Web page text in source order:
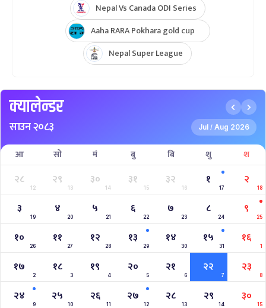
Nepal Vs Canada ODI Series
Aaha RARA Pokhara gold cup
Nepal Super League
क्यालेन्डर
साउन २०८३ Jul / Aug 2026
आ सो मं बु बि शु श
२८
12
२९
13
३०
14
३१
15
३२
16
१
17
२
18
३
19
४
20
५
21
६
22
७
23
८
24
९
25
१०
26
११
27
१२
28
१३
29
१४
30
१५
31
१६
1
१७
2
१८
3
१९
4
२०
5
२१
6
२२
7
२३
8
२४
9
२५
10
२६
11
२७
12
२८
13
२९
14
३०
15